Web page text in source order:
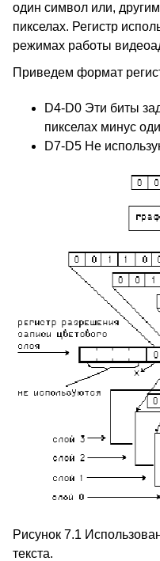
один символ или,
пикселах. Регистр
режимах работы
Приведем формат
D4-D0 Эти биты
пикселах минус
D7-D5 Не
Рисунок 7.1
текста.